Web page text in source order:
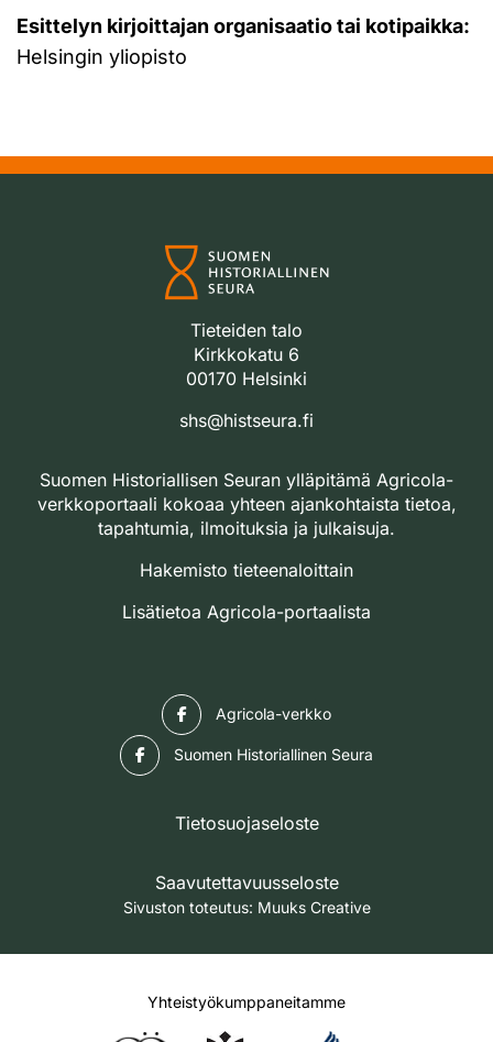
Esittelyn kirjoittajan organisaatio tai kotipaikka:
Helsingin yliopisto
Tieteiden talo
Kirkkokatu 6
00170 Helsinki
shs@histseura.fi
Suomen Historiallisen Seuran ylläpitämä Agricola-
verkkoportaali kokoaa yhteen ajankohtaista tietoa,
tapahtumia, ilmoituksia ja julkaisuja.
Hakemisto tieteenaloittain
Lisätietoa Agricola-portaalista
Agricola-verkko
Suomen Historiallinen Seura
Tietosuojaseloste
Saavutettavuusseloste
Sivuston toteutus: Muuks Creative
Yhteistyökumppaneitamme